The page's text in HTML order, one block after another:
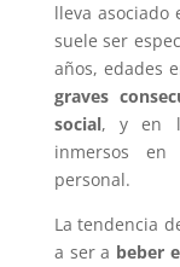
lleva asociado
suele ser
años, edades
graves
social, y en
inmersos
personal.
La tendencia
a ser a beber